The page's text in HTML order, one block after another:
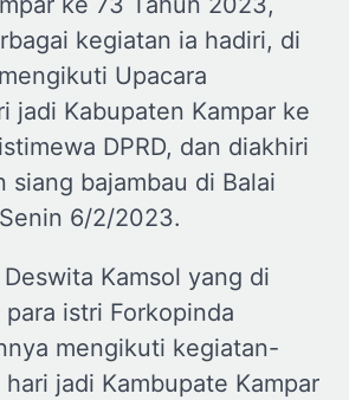
kegiatan ia hadiri, di
Upacara
jadi Kabupaten Kampar ke
DPRD, dan diakhiri
siang bajambau di Balai
6/2/2023.
Kamsol yang di
istri Forkopinda
mengikuti kegiatan-
jadi Kambupate Kampar